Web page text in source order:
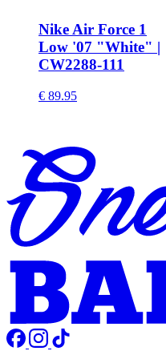
Nike Air Force 1
Low '07 "White" |
CW2288-111
€ 89.95